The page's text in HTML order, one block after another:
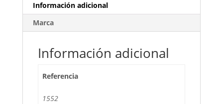
Información adicional
Marca
Información adicional
Referencia
1552